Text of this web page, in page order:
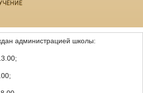
администрацией школы: